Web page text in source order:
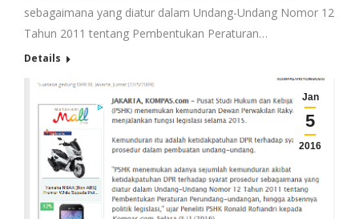
sebagaimana yang diatur dalam Undang-Undang Nomor 12
Tahun 2011 tentang Pembentukan Peraturan…
Details
Jan
5
2016